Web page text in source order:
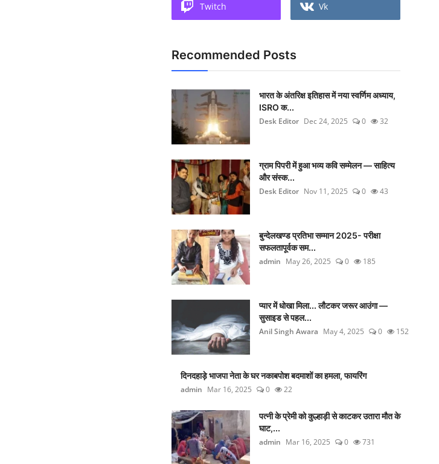
Twitch Vk
Recommended Posts
भारत के अंतरिक्ष इतिहास में नया स्वर्णिम अध्याय,
ISRO क...
Desk Editor Dec 24, 2025 0 32
ग्राम पिपरी में हुआ भव्य कवि सम्मेलन — साहित्य
और संस्क...
Desk Editor Nov 11, 2025 0 43
बुन्देलखण्ड प्रतिभा सम्मान 2025- परीक्षा
सफलतापूर्वक सम...
admin May 26, 2025 0 185
प्यार में धोखा मिला... लौटकर जरूर आउंगा —
सुसाइड से पहल...
Anil Singh Awara May 4, 2025 0 152
दिनदहाड़े भाजपा नेता के घर नकाबपोश बदमाशों का हमला, फायरिंग
admin Mar 16, 2025 0 22
पत्नी के प्रेमी को कुल्हाड़ी से काटकर उतारा मौत के
घाट,...
admin Mar 16, 2025 0 731